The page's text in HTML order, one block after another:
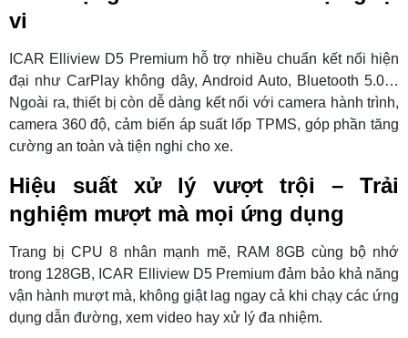
vi
ICAR Elliview D5 Premium hỗ trợ nhiều chuẩn kết nối hiện
đại như CarPlay không dây, Android Auto, Bluetooth 5.0…
Ngoài ra, thiết bị còn dễ dàng kết nối với camera hành trình,
camera 360 độ, cảm biến áp suất lốp TPMS, góp phần tăng
cường an toàn và tiện nghi cho xe.
Hiệu suất xử lý vượt trội – Trải
nghiệm mượt mà mọi ứng dụng
Trang bị CPU 8 nhân mạnh mẽ, RAM 8GB cùng bộ nhớ
trong 128GB, ICAR Elliview D5 Premium đảm bảo khả năng
vận hành mượt mà, không giật lag ngay cả khi chạy các ứng
dụng dẫn đường, xem video hay xử lý đa nhiệm.